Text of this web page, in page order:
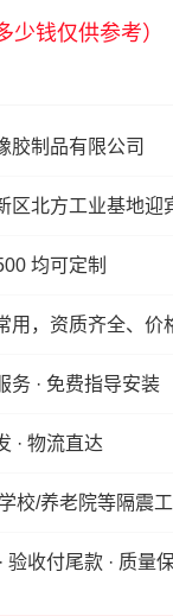
少钱仅供参考）
胶制品有限公司
区北方工业基地迎
均可定制
用，资质齐全、价
务 · 免费指导安装
· 物流直达
校/养老院等隔震
验收付尾款 · 质量